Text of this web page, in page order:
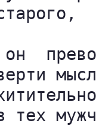
тех